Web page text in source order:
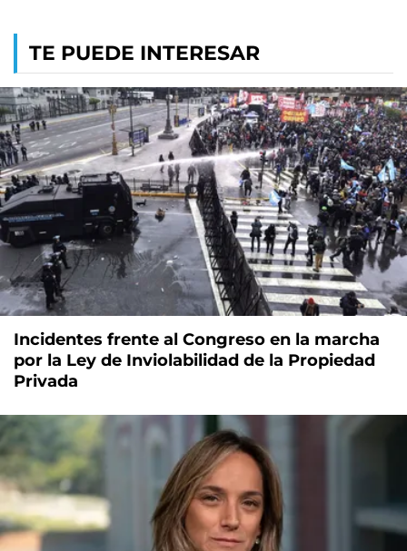
TE PUEDE INTERESAR
Incidentes frente al Congreso en la marcha
por la Ley de Inviolabilidad de la Propiedad
Privada